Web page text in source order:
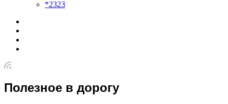
*2323
Полезное в дорогу